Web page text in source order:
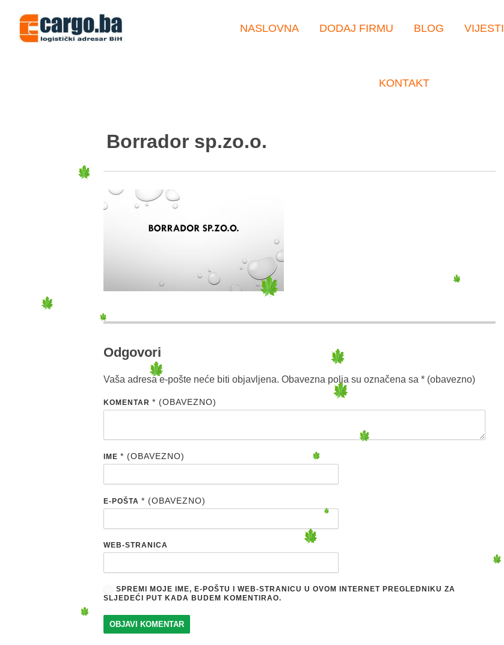
NASLOVNA DODAJ FIRMU BLOG VIJESTI
KONTAKT
Borrador sp.zo.o.
Odgovori
Vaša adresa e-pošte neće biti objavljena. Obavezna polja su označena sa * (obavezno)
KOMENTAR * (OBAVEZNO)
IME * (OBAVEZNO)
E-POŠTA * (OBAVEZNO)
WEB-STRANICA
SPREMI MOJE IME, E-POŠTU I WEB-STRANICU U OVOM INTERNET PREGLEDNIKU ZA
SLJEDEĆI PUT KADA BUDEM KOMENTIRAO.